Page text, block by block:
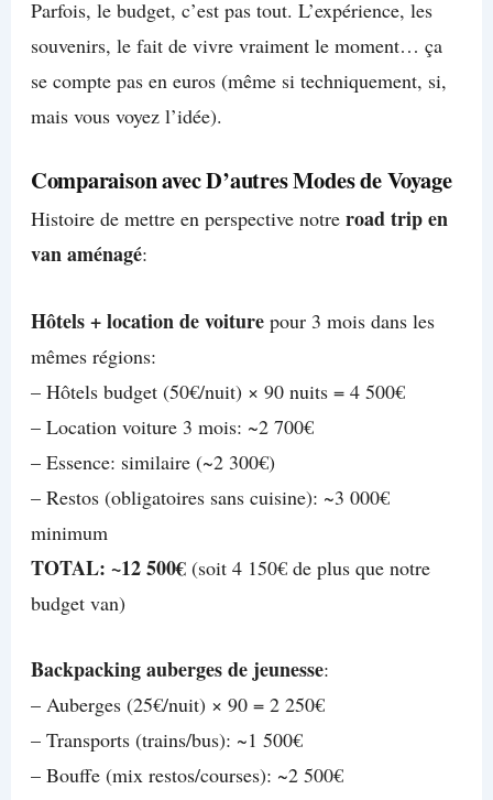
Parfois, le budget, c’est pas tout. L’expérience, les
souvenirs, le fait de vivre vraiment le moment… ça
se compte pas en euros (même si techniquement, si,
mais vous voyez l’idée).
Comparaison avec D’autres Modes de Voyage
Histoire de mettre en perspective notre road trip en
van aménagé:
Hôtels + location de voiturepour 3 mois dans les
mêmes régions:
– Hôtels budget (50€/nuit) × 90 nuits = 4 500€
– Location voiture 3 mois: ~2 700€
– Essence: similaire (~2 300€)
– Restos (obligatoires sans cuisine): ~3 000€
minimum
TOTAL: ~12 500€(soit 4 150€ de plus que notre
budget van)
Backpacking auberges de jeunesse:
– Auberges (25€/nuit) × 90 = 2 250€
– Transports (trains/bus): ~1 500€
– Bouffe (mix restos/courses): ~2 500€